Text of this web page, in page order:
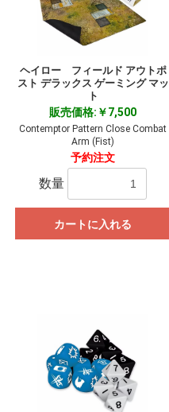
ヘイロー フィールド アウトポ
スト デラックス ゲーミング マッ
ト
販売価格:￥7,500
Contemptor Pattern Close Combat
Arm (Fist)
予約注文
数量
カートに入れる